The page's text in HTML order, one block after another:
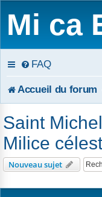
Mi ca
FAQ
Accueil du forum
Saint
Milice
Nouveau sujet